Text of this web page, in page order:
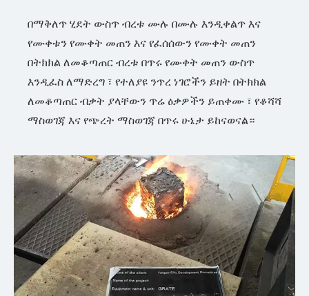
በማቅለጥ ሂደት ውስጥ ብረቱ ሙሉ በሙሉ እንዲቀልጥ እና
የሙቀቱን የሙቀት መጠን እና የፈሰሰውን የሙቀት መጠን
በትክክል ለመቆጣጠር ብረቱ በጥሩ የሙቀት መጠን ውስጥ
እንዲፈስ ለማድረግ ፣ የተለያዩ ንጥረ ነገሮችን ይዘት በትክክል
ለመቆጣጠር ብቃት ያላቸውን ጥሬ ዕቃዎችን ይጠቀሙ ፣ የቆሻሻ
ማስወገጃ እና የጭረት ማስወገጃ በጥሩ ሁኔታ ይከናወናል።